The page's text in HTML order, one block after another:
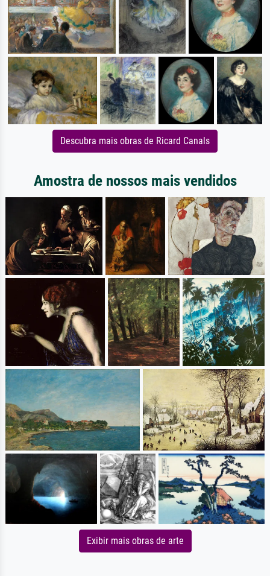
Descubra mais obras de Ricard Canals
Amostra de nossos mais vendidos
Exibir mais obras de arte